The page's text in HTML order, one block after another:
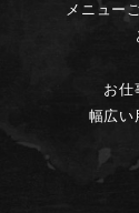
メニュー
お仕
幅広い